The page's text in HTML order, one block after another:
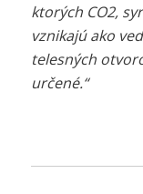
ktorých CO2,
vznikajú ako
telesných
určené.“